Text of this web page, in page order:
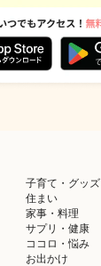
子育て・グッズ
住まい
家事・料理
サプリ・健康
ココロ・悩み
お出かけ